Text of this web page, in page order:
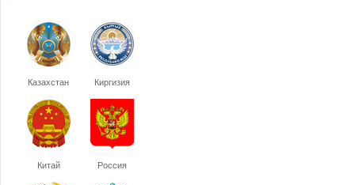
Казахстан Киргизия
Китай Россия